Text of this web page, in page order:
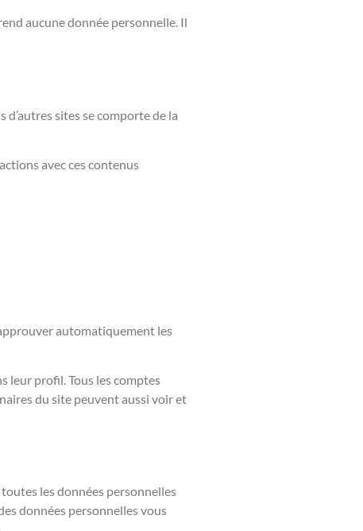
aucune donnée personnelle. Il
sites se comporte de la
avec ces contenus
automatiquement les
leur profil. Tous les comptes
du site peuvent aussi voir et
les données personnelles
données personnelles vous